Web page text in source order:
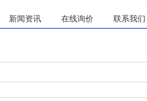
新闻资讯 在线询价 联系我们